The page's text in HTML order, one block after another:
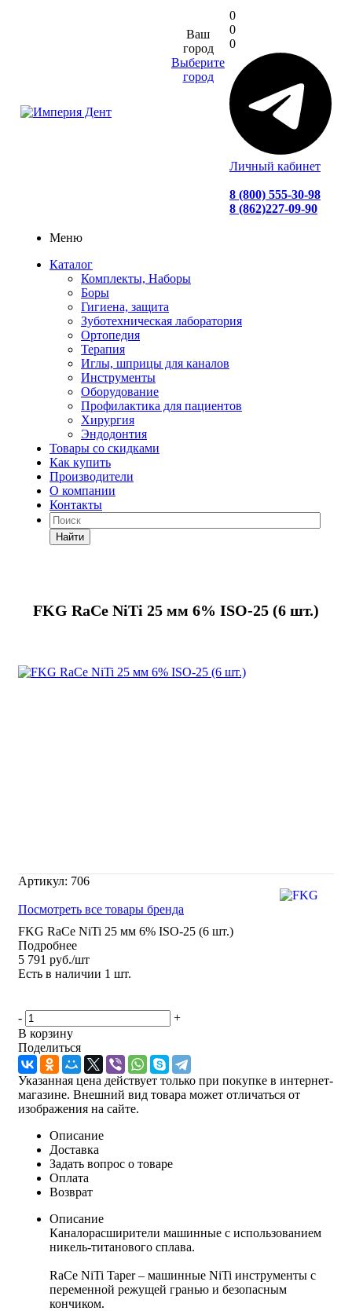
Ваш
город
Выберите
город
0
0
0
Личный кабинет
8 (800) 555-30-98
8 (862)227-09-90
Меню
Каталог
Комплекты, Наборы
Боры
Гигиена, защита
Зуботехническая лаборатория
Ортопедия
Терапия
Иглы, шприцы для каналов
Инструменты
Оборудование
Профилактика для пациентов
Хирургия
Эндодонтия
Товары со скидками
Как купить
Производители
О компании
Контакты
Найти
FKG RaCe NiTi 25 мм 6% ISO-25 (6 шт.)
Артикул: 706
Посмотреть все товары бренда
FKG RaCe NiTi 25 мм 6% ISO-25 (6 шт.)
Подробнее
5 791 руб./шт
Есть в наличии 1 шт.
-
+
В корзину
Поделиться
Указанная цена действует только при покупке в интернет-
магазине. Внешний вид товара может отличаться от
изображения на сайте.
Описание
Доставка
Задать вопрос о товаре
Оплата
Возврат
Описание
Каналорасширители машинные с использованием
никель-титанового сплава.
RaCe NiTi Taper – машинные NiTi инструменты с
переменной режущей гранью и безопасным
кончиком.